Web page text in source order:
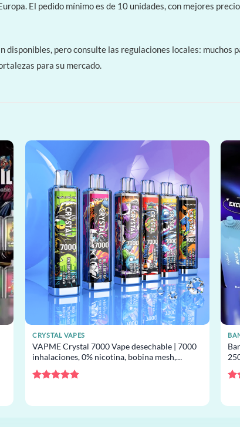
El pedido mínimo es de 10 unidades, con mejores
pero consulte las regulaciones locales: muchos
para su mercado.
CRYSTAL VAPES
VAPME Crystal 7000 Vape desechable | 7000
inhalaciones, 0% nicotina, bobina mesh,
desechable al por mayor